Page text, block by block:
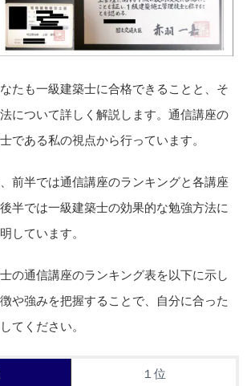
たも一級建築士に合格できることと、そ
について詳しく解説します。通信講座の
である私の視点から行っています。
前半では通信講座のランキングと各講座
半では一級建築士の効果的な勉強方法に
しています。
の通信講座のランキング表を以下に示し
や強みを把握することで、自分に合った
てください。
１位